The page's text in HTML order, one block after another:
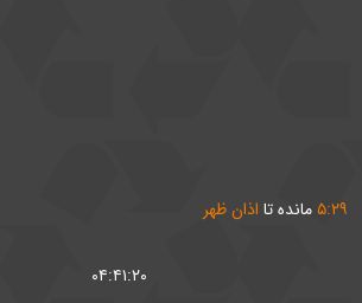
۵:۲۹ مانده تا اذان ظهر
۰۴:۴۱:۲۰